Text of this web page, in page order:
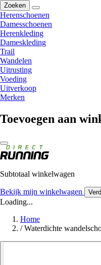
Zoeken
Herenschoenen
Damesschoenen
Herenkleding
Dameskleding
Trail
Wandelen
Uitrusting
Voeding
Uitverkoop
Merken
Toevoegen aan
Subtotaal winkelwagen
Bekijk mijn winkelwagen
Loading...
Home
/ Waterdichte